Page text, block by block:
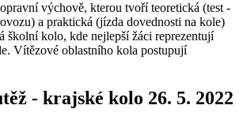
výchově, kterou tvoří teoretická (test -
a praktická (jízda dovednosti na kole)
školní kolo, kde nejlepší žáci reprezentují
Vítězové oblastního kola postupují
- krajské kolo 26. 5. 2022